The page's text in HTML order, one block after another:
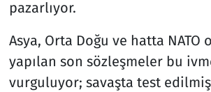
pazarlıyor.
Asya, Orta Doğu ve hatta NATO
yapılan son sözleşmeler bu
vurguluyor; savaşta test